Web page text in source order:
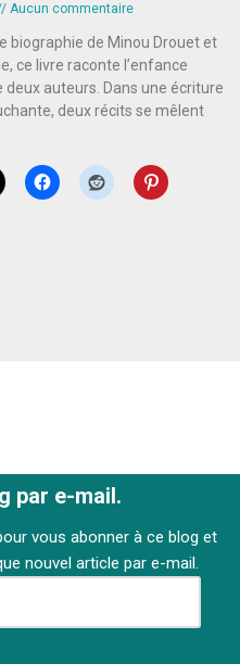
Aucun commentaire
biographie de Minou Drouet et
ce livre raconte l’enfance
deux auteurs. Dans une écriture
deux récits se mêlent
par e-mail.
vous abonner à ce blog et
nouvel article par e-mail.